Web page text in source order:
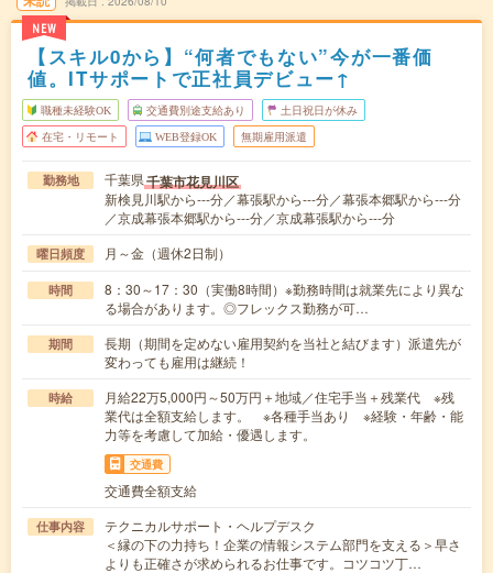
NEW
【スキル0から】“何者でもない”今が一番価
値。ITサポートで正社員デビュー↑
職種未経験OK 交通費別途支給あり 土日祝日が休み
在宅・リモート WEB登録OK 無期雇用派遣
勤務地 千葉県千葉市花見川区
新検見川駅から---分／幕張駅から---分／幕張本郷駅から---分
／京成幕張本郷駅から---分／京成幕張駅から---分
曜日頻度 月～金（週休2日制）
時間
8：30～17：30（実働8時間）※勤務時間は就業先により異な
る場合があります。◎フレックス勤務が可…
期間
長期（期間を定めない雇用契約を当社と結びます）派遣先が
変わっても雇用は継続！
時給
月給22万5,000円～50万円＋地域／住宅手当＋残業代 ※残
業代は全額支給します。 ※各種手当あり ※経験・年齢・能
力等を考慮して加給・優遇します。
交通費
交通費全額支給
仕事内容
テクニカルサポート・ヘルプデスク
＜縁の下の力持ち！企業の情報システム部門を支える＞早さ
よりも正確さが求められるお仕事です。コツコツ丁…